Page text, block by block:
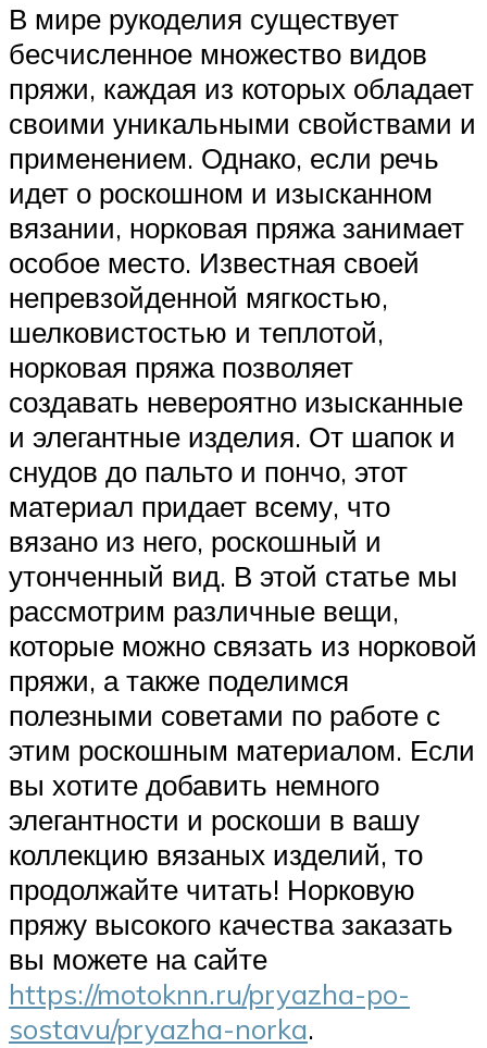
В мире рукоделия существует
бесчисленное множество видов
пряжи, каждая из которых обладает
своими уникальными свойствами и
применением. Однако, если речь
идет о роскошном и изысканном
вязании, норковая пряжа занимает
особое место. Известная своей
непревзойденной мягкостью,
шелковистостью и теплотой,
норковая пряжа позволяет
создавать невероятно изысканные
и элегантные изделия. От шапок и
снудов до пальто и пончо, этот
материал придает всему, что
вязано из него, роскошный и
утонченный вид. В этой статье мы
рассмотрим различные вещи,
которые можно связать из норковой
пряжи, а также поделимся
полезными советами по работе с
этим роскошным материалом. Если
вы хотите добавить немного
элегантности и роскоши в вашу
коллекцию вязаных изделий, то
продолжайте читать! Норковую
пряжу высокого качества заказать
вы можете на сайте
https://motoknn.ru/pryazha-po-
sostavu/pryazha-norka.